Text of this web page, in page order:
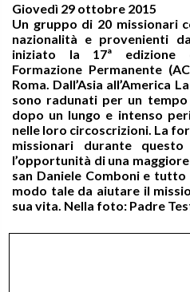
Giovedì 29 ottobre 2015
Un gruppo di 20 missionari
nazionalità e provenienti
iniziato la 17ª edizione
Formazione Permanente
Roma. Dall’Asia all’America
sono radunati per un
dopo un lungo e intenso
nelle loro circoscrizioni. La
missionari durante
l’opportunità di una
san Daniele Comboni e
modo tale da aiutare il
sua vita. Nella foto: Padre